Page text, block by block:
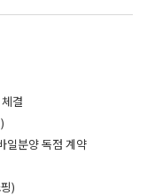
결
일분양 독점 계약
)